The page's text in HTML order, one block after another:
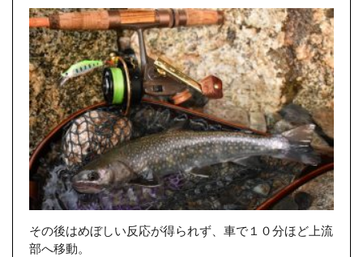
その後はめぼしい反応が得られず、車で１０分ほど上流
部へ移動。